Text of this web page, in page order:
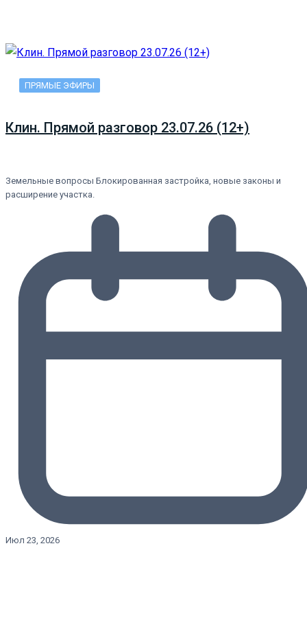
ПРЯМЫЕ ЭФИРЫ
Клин. Прямой разговор 23.07.26 (12+)
Земельные вопросы Блокированная застройка, новые законы и
расширение участка.
Июл 23, 2026